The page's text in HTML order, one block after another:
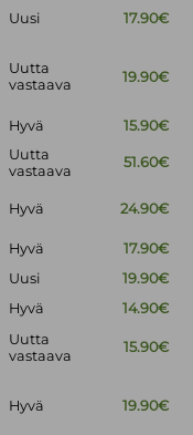
Uusi 17.90€
Uutta
vastaava
19.90€
Hyvä 15.90€
Uutta
vastaava
51.60€
Hyvä 24.90€
Hyvä
17.90€
Uusi
19.90€
Hyvä
14.90€
Uutta
vastaava
15.90€
Hyvä 19.90€